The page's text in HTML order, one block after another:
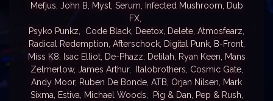
Weekender: Oliver Heldens @ Club Factory, Tallinn 0:17
Extreme: DIMENSION Aftermovie 4K @Tallinn 1:49
HARD NATION 9th BIRTHDAY with DA TWEEKAZ 22.11.2019 (Official Aftermovie) 3:38
Mefjus, John B, Myst, Serum, Infected Mushroom, Dub
FX,
Psyko Punkz, Code Black, Deetox, Delete, Atmosfearz,
Radical Redemption, Afterschock, Digital Punk, B-Front,
Miss K8, Isac Elliot, De-Phazz, Delilah, Ryan Keen, Mans
Zelmerlow, James Arthur, Italobrothers, Cosmic Gate,
Andy Moor, Ruben De Bonde, ATB, Orjan Nilsen, Mark
Sixma, Estiva, Michael Woods, Pig & Dan, Pep & Rush,